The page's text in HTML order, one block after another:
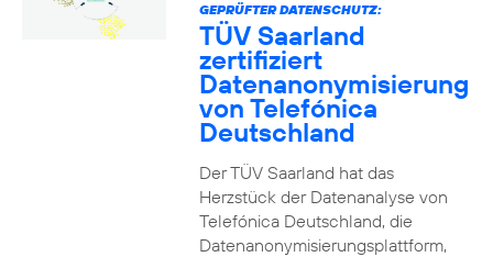
GEPRÜFTER DATENSCHUTZ:
TÜV Saarland
zertifiziert
Datenanonymisierung
von Telefónica
Deutschland
Der TÜV Saarland hat das
Herzstück der Datenanalyse von
Telefónica Deutschland, die
Datenanonymisierungsplattform,